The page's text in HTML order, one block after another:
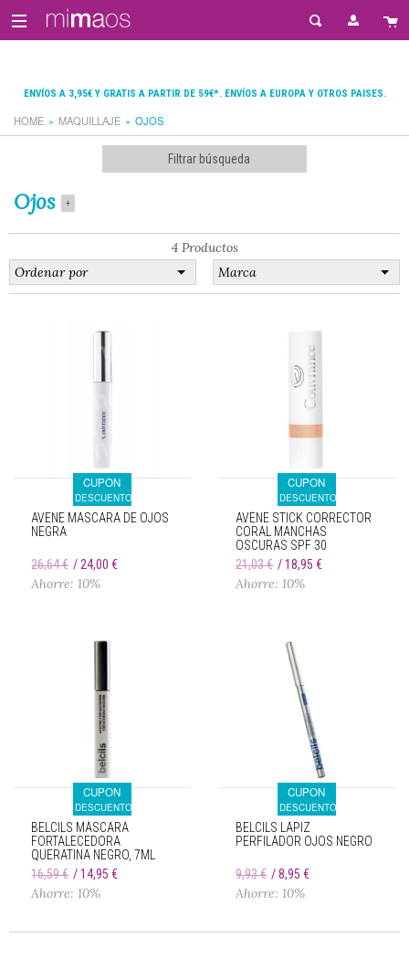
ENVÍOS A 3,95€ Y GRATIS A PARTIR DE 59€*. ENVÍOS A EUROPA Y OTROS PAISES.
HOME MAQUILLAJE OJOS
Filtrar búsqueda
Ojos +
4 Productos
CUPON
DESCUENTO
AVENE MÁSCARA DE OJOS
NEGRA
26,64 € 24,00 €
Ahorre: 10%
CUPON
DESCUENTO
AVÈNE STICK CORRECTOR
CORAL MANCHAS
OSCURAS SPF 30
21,03 €
18,95 €
Ahorre: 10%
CUPON
DESCUENTO
BELCILS MÁSCARA
FORTALECEDORA
QUERATINA NEGRO, 7ML
16,59 €
14,95 €
Ahorre: 10%
CUPON
DESCUENTO
BELCILS LÁPIZ
PERFILADOR OJOS NEGRO
9,93 € 8,95 €
Ahorre: 10%